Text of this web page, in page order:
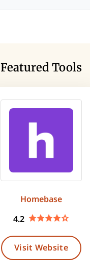
Featured Tools
Homebase
4.2
Visit Website